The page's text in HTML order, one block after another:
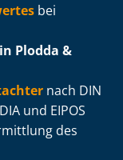
bei
in Plodda &
nach DIN
und EIPOS
des